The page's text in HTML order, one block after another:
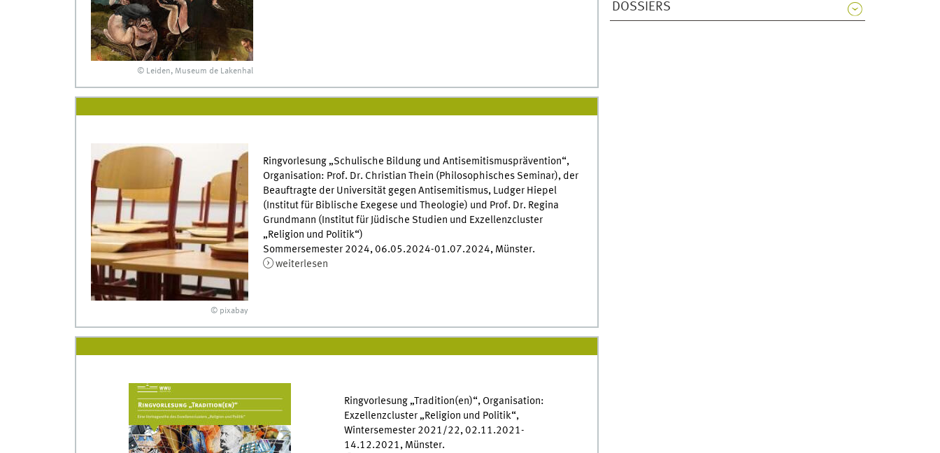
DOSSIERS
© Leiden, Museum de Lakenhal
© pixabay
Ringvorlesung „Schulische Bildung und Antisemitismusprävention“,
Organisation: Prof. Dr. Christian Thein (Philosophisches Seminar), der
Beauftragte der Universität gegen Antisemitismus, Ludger Hiepel
(Institut für Biblische Exegese und Theologie) und Prof. Dr. Regina
Grundmann (Institut für Jüdische Studien und Exzellenzcluster
„Religion und Politik“)
Sommersemester 2024, 06.05.2024-01.07.2024, Münster.
weiterlesen
Ringvorlesung „Tradition(en)“, Organisation:
Exzellenzcluster „Religion und Politik“,
Wintersemester 2021/22, 02.11.2021-
14.12.2021, Münster.